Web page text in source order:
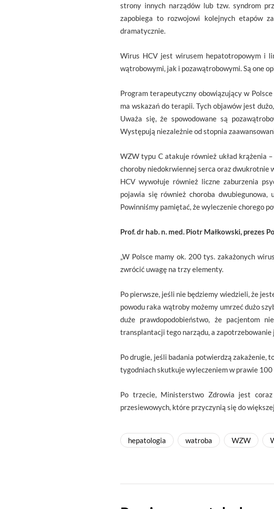
strony innych narządów lub tzw. syndrom
zapobiega to rozwojowi kolejnych etapów
dramatycznie.
Wirus HCV jest wirusem hepatotropowym i
wątrobowymi, jak i pozawątrobowymi. Są one
Program terapeutyczny obowiązujący w
ma wskazań do terapii. Tych objawów jest
Uważa się, że spowodowane są
Występują niezależnie od stopnia
WZW typu C atakuje również układ krążenia
choroby niedokrwiennej serca oraz dwukrotnie
HCV wywołuje również liczne zaburzenia
pojawia się również choroba
Powinniśmy pamiętać, że wyleczenie chorego
Prof. dr hab. n. med. Piotr Małkowski, prezes
„W Polsce mamy ok. 200 tys. zakażonych
zwrócić uwagę na trzy elementy.
Po pierwsze, jeśli nie będziemy wiedzieli, że
powodu raka wątroby możemy umrzeć dużo
duże prawdopodobieństwo, że pacjentom
transplantacji tego narządu, a
Po drugie, jeśli badania potwierdzą zakażenie,
tygodniach skutkuje wyleczeniem w prawie 100
Po trzecie, Ministerstwo Zdrowia jest coraz
przesiewowych, które przyczynią się do
hepatologia watroba WZW